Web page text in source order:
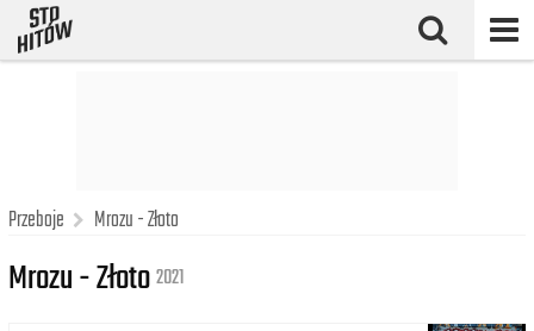
Przeboje Mrozu - Złoto
Mrozu - Złoto2021